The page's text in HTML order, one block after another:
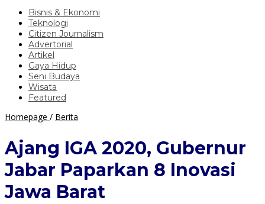
Bisnis & Ekonomi
Teknologi
Citizen Journalism
Advertorial
Artikel
Gaya Hidup
Seni Budaya
Wisata
Featured
Homepage / Berita
2020,
Gubernur
Paparkan
Inovasi
Ajang IGA 2020, Gubernur
Jabar Paparkan 8 Inovasi
Jawa Barat